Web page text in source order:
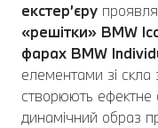
екстер’єру
«решітки» BMW
фарах BMW
елементами зі
створюють ефектне
динамічний образ